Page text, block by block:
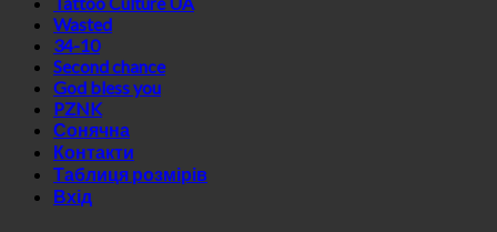
Wasted
34-10
Second chance
God bless you
PZNK
Сонячна
Контакти
Таблиця розмірів
Вхід